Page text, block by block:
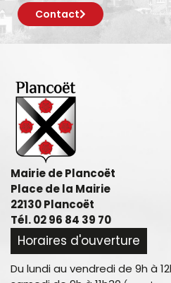
Contact
Mairie de Plancoët
Place de la Mairie
22130 Plancoët
Tél. 02 96 84 39 70
Horaires d'ouverture
Du lundi au vendredi de 9h à